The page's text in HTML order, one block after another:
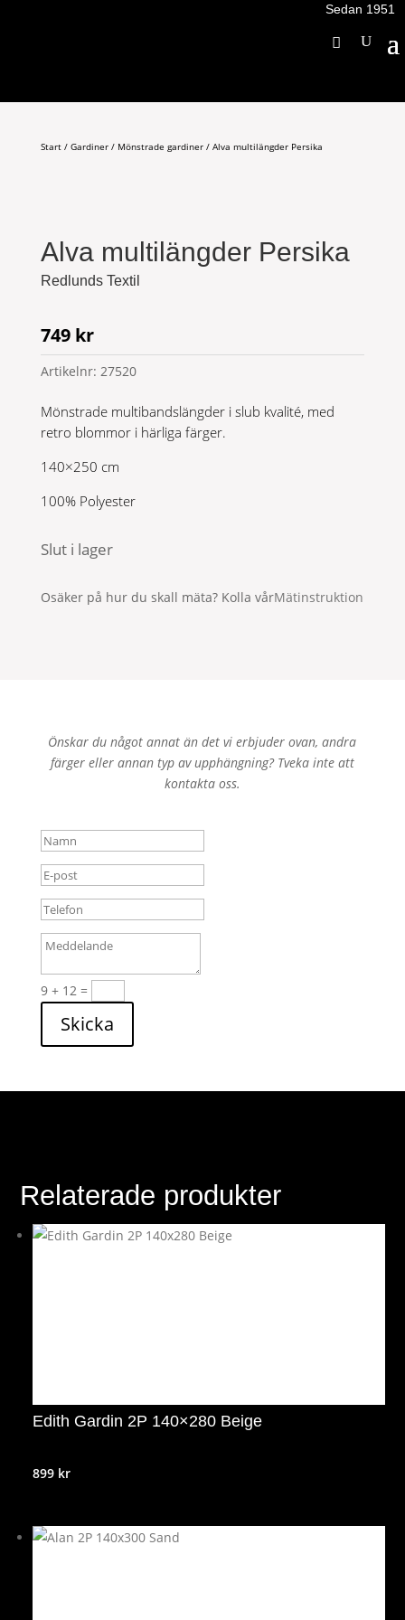
Sedan 1951
Start/ Gardiner/ Mönstrade gardiner/ Alva multilängder Persika
Alva multilängder Persika
Redlunds Textil
749 kr
Artikelnr: 27520
Mönstrade multibandslängder i slub kvalité, med
retro blommor i härliga färger.
140×250 cm
100% Polyester
Slut i lager
Osäker på hur du skall mäta? Kolla vårMätinstruktion
Önskar du något annat än det vi erbjuder ovan, andra
färger eller annan typ av upphängning? Tveka inte att
kontakta oss.
9 + 12=
Skicka
Relaterade produkter
Edith Gardin 2P 140×280 Beige
899 kr